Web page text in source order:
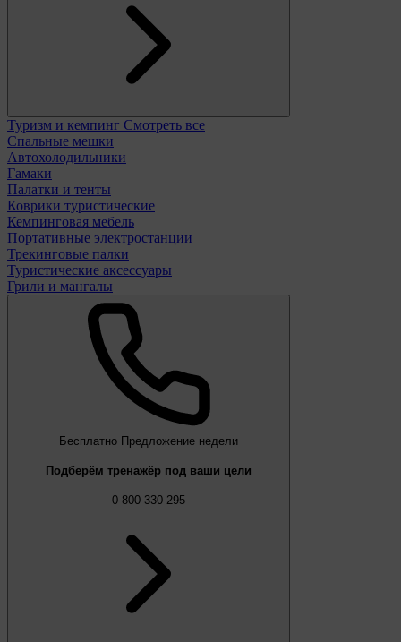
Туризм и кемпинг Смотреть все
Спальные мешки
Автохолодильники
Гамаки
Палатки и тенты
Коврики туристические
Кемпинговая мебель
Портативные электростанции
Трекинговые палки
Туристические аксессуары
Грили и мангалы
Бесплатно Предложение недели
Подберём тренажёр под ваши цели
0 800 330 295